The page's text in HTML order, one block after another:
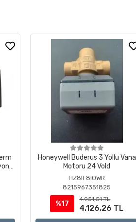
Honeywell Buderus 3 Yollu Vana
Motoru 24 Vold
HZ8IF8IOWR
8215967351825
%17
4.951,51 TL
4.126,26 TL